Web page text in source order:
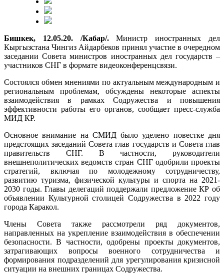
Бишкек, 12.05.20. /Кабар/.Министр иностранных дел
Кыргызстана Чингиз Айдарбеков принял участие в очередном
заседании Совета министров иностранных дел государств –
участников СНГ в формате видеоконференцсвязи.
Состоялся обмен мнениями по актуальным международным и
региональным проблемам, обсуждены некоторые аспекты
взаимодействия в рамках Содружества и повышения
эффективности работы его органов, сообщает пресс-служба
МИД КР.
Основное внимание на СМИД было уделено повестке дня
предстоящих заседаний Совета глав государств и Совета глав
правительств СНГ. В частности, руководители
внешнеполитических ведомств стран СНГ одобрили проекты
стратегий, включая по молодежному сотрудничеству,
развитию туризма, физической культуры и спорта на 2021-
2030 годы. Главы делегаций поддержали предложение КР об
объявлении Культурной столицей Содружества в 2022 году
города Каракол.
Члены Совета также рассмотрели ряд документов,
направленных на укрепление взаимодействия в обеспечении
безопасности. В частности, одобрены проекты документов,
затрагивающих вопросы военного сотрудничества и
формирования подразделений для урегулирования кризисной
ситуации на внешних границах Содружества.